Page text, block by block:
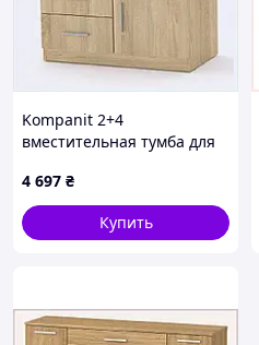
Kompanit 2+4
вместительная тумба для
6E539A691A
4 697 ₴
Купить